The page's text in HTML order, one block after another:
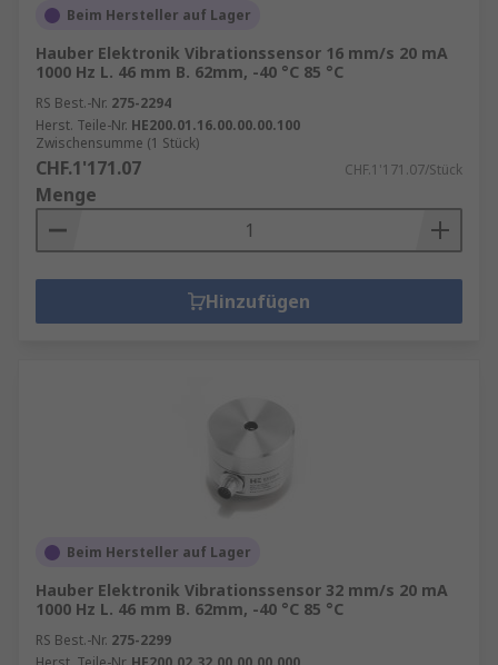
Beim Hersteller auf Lager
Hauber Elektronik Vibrationssensor 16 mm/s 20 mA
1000 Hz L. 46 mm B. 62mm, -40 °C 85 °C
RS Best.-Nr. 275-2294
Herst. Teile-Nr. HE200.01.16.00.00.00.100
Zwischensumme (1 Stück)
CHF.1'171.07 CHF.1'171.07/Stück
Menge
Hinzufügen
Beim Hersteller auf Lager
Hauber Elektronik Vibrationssensor 32 mm/s 20 mA
1000 Hz L. 46 mm B. 62mm, -40 °C 85 °C
RS Best.-Nr. 275-2299